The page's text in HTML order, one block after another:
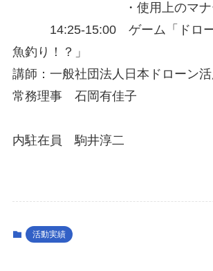
・使用上のマナーに
14:25-15:00 ゲーム「ドロー
魚釣り！？」
講師：一般社団法人日本ドローン
常務理事 石岡有佳子
内駐在員 駒井淳二
活動実績